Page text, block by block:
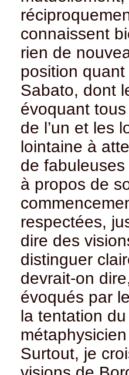
connaissent
rien de
position
Sabato, dont
évoquant
de l’un et les
lointaine à
de
à propos de
respectées,
dire des
distinguer
devrait-on
évoqués par
la tentation
Surtout, je